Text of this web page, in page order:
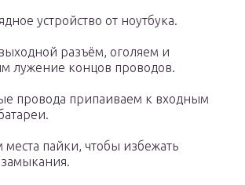
устройство от ноутбука.
разъём, оголяем и
лужение концов проводов.
провода припаиваем к входным
пайки, чтобы избежать